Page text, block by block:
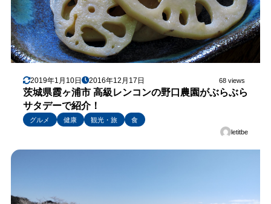
2019年1月10日 2016年12月17日 68 views
茨城県霞ヶ浦市 高級レンコンの野口農園がぶらぶら
サタデーで紹介！
グルメ 健康 観光・旅
食
letitbe